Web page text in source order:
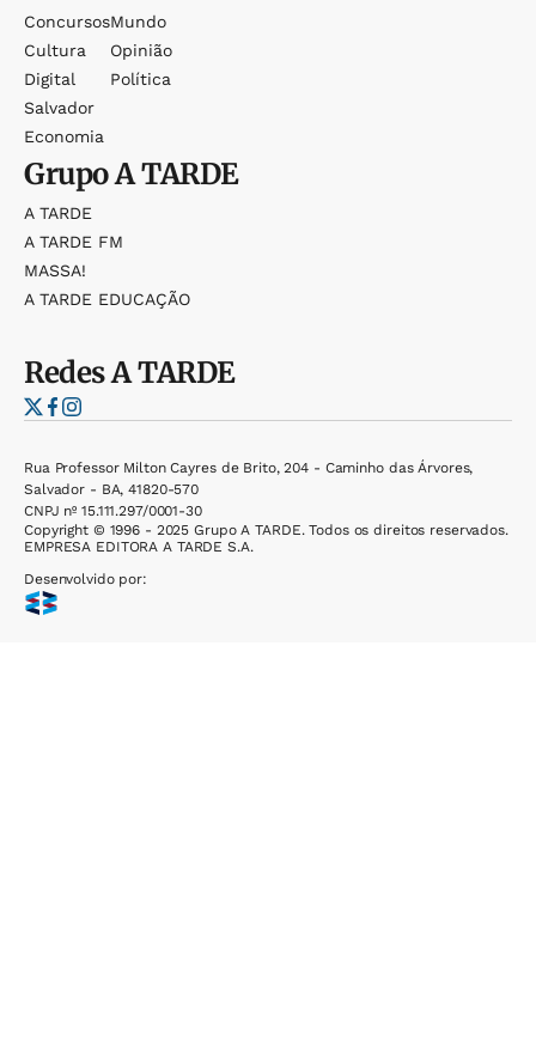
Concursos
Cultura
Digital
Salvador
Economia
Mundo
Opinião
Política
GrupoA TARDE
A TARDE
A TARDE FM
MASSA!
A TARDE EDUCAÇÃO
RedesA TARDE
Rua Professor Milton Cayres de Brito, 204 - Caminho das Árvores,
Salvador - BA, 41820-570
CNPJ nº 15.111.297/0001-30
Copyright © 1996 - 2025 Grupo A TARDE. Todos os direitos reservados.
EMPRESA EDITORA A TARDE S.A.
Desenvolvido por: